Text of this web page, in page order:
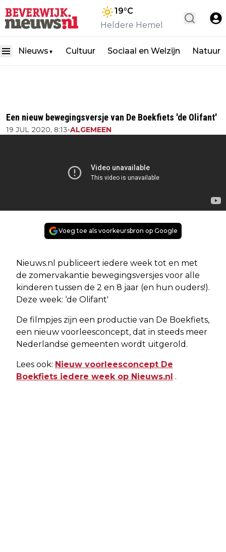
19°C
Heldere Hemel
Nieuws ▼ Cultuur Sociaal en Welzijn Natuur
Een nieuw bewegingsversje van De Boekfiets 'de Olifant'
19 JUL 2020, 8:13•ALGEMEEN
Voeg toe als voorkeursbron op Google
Nieuws.nl publiceert iedere week tot en met
de zomervakantie bewegingsversjes voor alle
kinderen tussen de 2 en 8 jaar (en hun ouders!).
Deze week: ‘de Olifant'
De filmpjes zijn een productie van De Boekfiets,
een nieuw voorleesconcept, dat in steeds meer
Nederlandse gemeenten wordt uitgerold.
Lees ook: Nieuw voorleesconcept De
Boekfiets iedere week op Nieuws.nl .